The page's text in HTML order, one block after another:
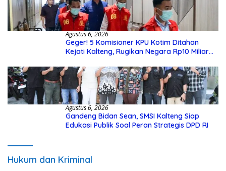
Agustus 6, 2026
Geger! 5 Komisioner KPU Kotim Ditahan
Kejati Kalteng, Rugikan Negara Rp10 Miliar
Agustus 6, 2026
Gandeng Bidan Sean, SMSI Kalteng Siap
Edukasi Publik Soal Peran Strategis DPD RI
Hukum dan Kriminal